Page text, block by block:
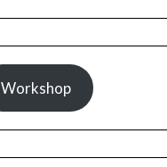
Workshop